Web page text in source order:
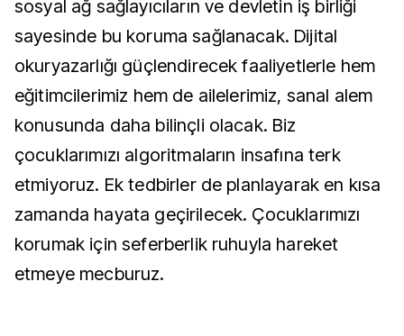
sosyal ağ sağlayıcıların ve devletin iş birliği
sayesinde bu koruma sağlanacak. Dijital
okuryazarlığı güçlendirecek faaliyetlerle hem
eğitimcilerimiz hem de ailelerimiz, sanal alem
konusunda daha bilinçli olacak. Biz
çocuklarımızı algoritmaların insafına terk
etmiyoruz. Ek tedbirler de planlayarak en kısa
zamanda hayata geçirilecek. Çocuklarımızı
korumak için seferberlik ruhuyla hareket
etmeye mecburuz.